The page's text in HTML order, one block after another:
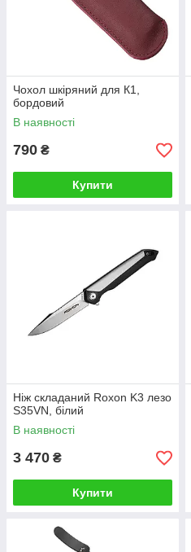
Чохол шкіряний для К1,
бордовий
В наявності
790 ₴
Купити
Ніж складаний Roxon K3 лезо
S35VN, білий
В наявності
3 470 ₴
Купити